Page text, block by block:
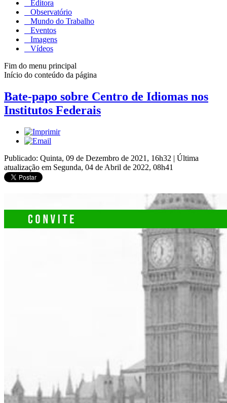
Editora
Observatório
Mundo do Trabalho
Eventos
Imagens
Vídeos
Fim do menu principal
Início do conteúdo da página
Bate-papo sobre Centro de Idiomas nos
Institutos Federais
Publicado: Quinta, 09 de Dezembro de 2021, 16h32 | Última
atualização em Segunda, 04 de Abril de 2022, 08h41